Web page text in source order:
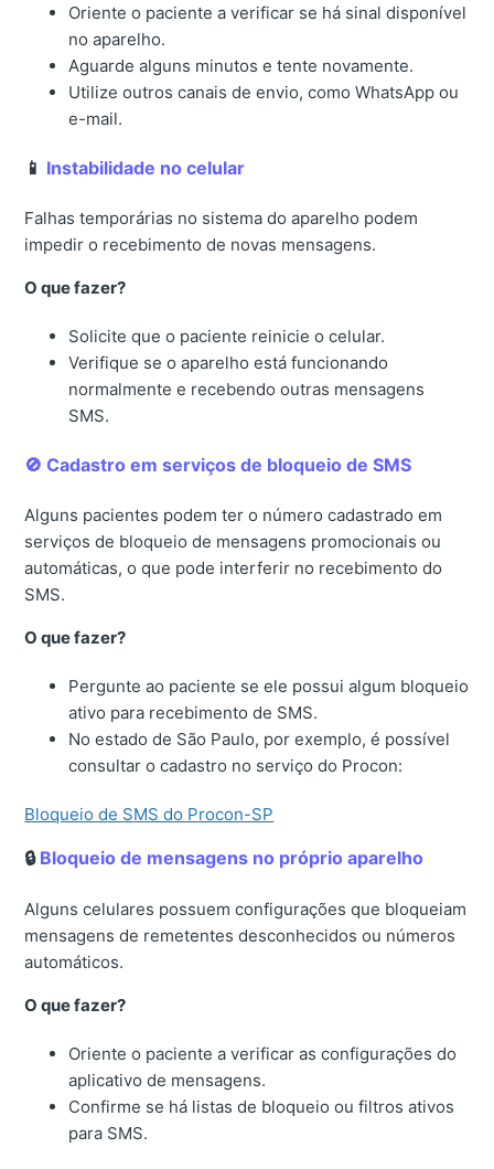
Oriente o paciente a verificar se há sinal disponível
no aparelho.
Aguarde alguns minutos e tente novamente.
Utilize outros canais de envio, como WhatsApp ou
e-mail.
📱 Instabilidade no celular
Falhas temporárias no sistema do aparelho podem
impedir o recebimento de novas mensagens.
O que fazer?
Solicite que o paciente reinicie o celular.
Verifique se o aparelho está funcionando
normalmente e recebendo outras mensagens
SMS.
🚫 Cadastro em serviços de bloqueio de SMS
Alguns pacientes podem ter o número cadastrado em
serviços de bloqueio de mensagens promocionais ou
automáticas, o que pode interferir no recebimento do
SMS.
O que fazer?
Pergunte ao paciente se ele possui algum bloqueio
ativo para recebimento de SMS.
No estado de São Paulo, por exemplo, é possível
consultar o cadastro no serviço do Procon:
Bloqueio de SMS do Procon-SP
🔒 Bloqueio de mensagens no próprio aparelho
Alguns celulares possuem configurações que bloqueiam
mensagens de remetentes desconhecidos ou números
automáticos.
O que fazer?
Oriente o paciente a verificar as configurações do
aplicativo de mensagens.
Confirme se há listas de bloqueio ou filtros ativos
para SMS.